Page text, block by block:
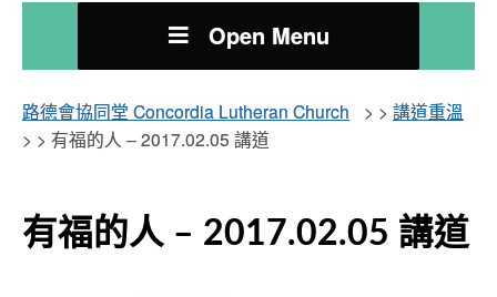
Open Menu
路德會協同堂 Concordia Lutheran Church > > 講道重溫
> > 有福的人 – 2017.02.05 講道
有福的人 – 2017.02.05 講道